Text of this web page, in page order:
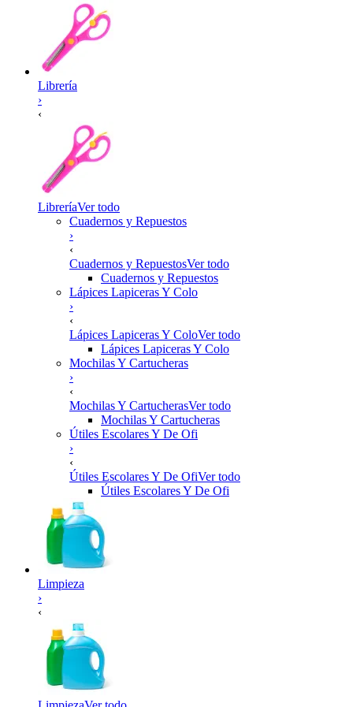
Librería
›
‹
LibreríaVer todo
Cuadernos y Repuestos
›
‹
Cuadernos y RepuestosVer todo
Cuadernos y Repuestos
Lápices Lapiceras Y Colo
›
‹
Lápices Lapiceras Y ColoVer todo
Lápices Lapiceras Y Colo
Mochilas Y Cartucheras
›
‹
Mochilas Y CartucherasVer todo
Mochilas Y Cartucheras
Útiles Escolares Y De Ofi
›
‹
Útiles Escolares Y De OfiVer todo
Útiles Escolares Y De Ofi
Limpieza
›
‹